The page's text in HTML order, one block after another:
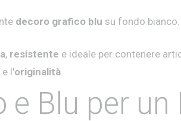
decoro grafico blu su fondo
, resistente e ideale per contenere
e l'originalità.
e Blu per un